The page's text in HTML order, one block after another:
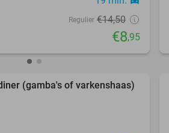
Regulier €14,50
€8,95
47%
(gamba's of varkenshaas)